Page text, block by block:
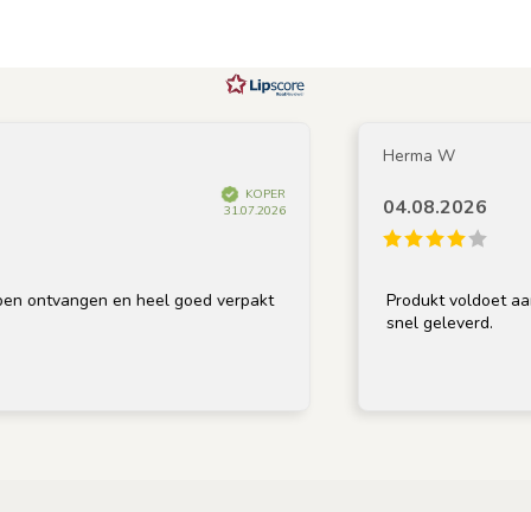
KOPER
31.07.2026
ontvangen en heel goed verpakt
Herma W
04.08.2026
Produkt voldoet aan
snel geleverd.